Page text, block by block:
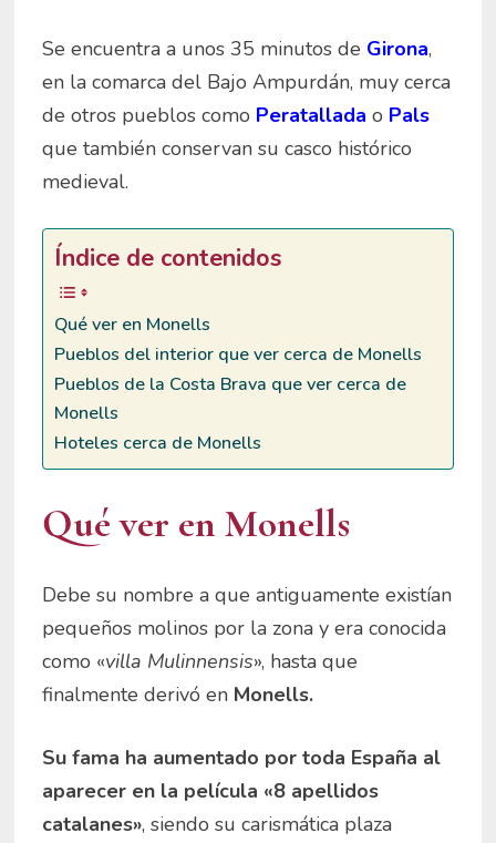
Se encuentra a unos 35 minutos de Girona,
en la comarca del Bajo Ampurdán, muy cerca
de otros pueblos como Peratallada o Pals
que también conservan su casco histórico
medieval.
Índice de contenidos
Qué ver en Monells
Pueblos del interior que ver cerca de Monells
Pueblos de la Costa Brava que ver cerca de
Monells
Hoteles cerca de Monells
Qué ver en Monells
Debe su nombre a que antiguamente existían
pequeños molinos por la zona y era conocida
como «villa Mulinnensis», hasta que
finalmente derivó en Monells.
Su fama ha aumentado por toda España al
aparecer en la película «8 apellidos
catalanes», siendo su carismática plaza